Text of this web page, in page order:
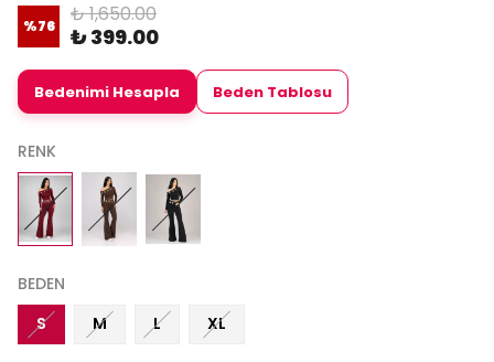
%76 ₺ 1,650.00
₺ 399.00
Bedenimi Hesapla Beden Tablosu
RENK
BEDEN
S
M L XL